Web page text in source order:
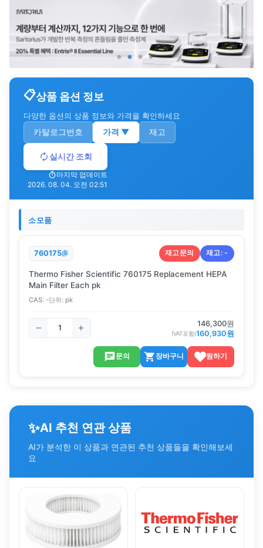
상품 옵션 정보
다양한 옵션의 상품 정보와 가격을 확인하세요
카탈로그번호 가격 ▼ 재고
실시간 조회
마지막 업데이트
2026. 08. 04. 오전 02:51
소모품
760175 재고문의 재고:-
Thermo Fisher Scientific 760175 Replacement HEPA
Main Filter Each pk
CAS: -단위: pk
146,300원
(VAT포함)160,930원
문의 장바구니 찜하기
✨AI 추천 연관 상품
AI가 분석한 이 상품과 연관된 추천 상품들을 확인해보세
요